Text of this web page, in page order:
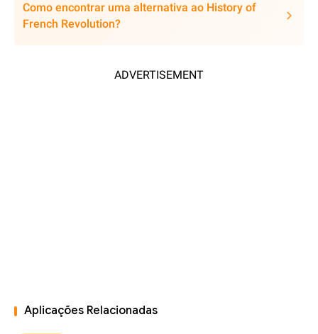
Como encontrar uma alternativa ao History of
French Revolution?
ADVERTISEMENT
Aplicações Relacionadas